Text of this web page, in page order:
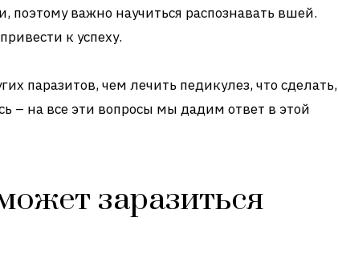
поэтому важно научиться распознавать вшей.
к успеху.
паразитов, чем лечить педикулез, что сделать,
– на все эти вопросы мы дадим ответ в этой
заразиться